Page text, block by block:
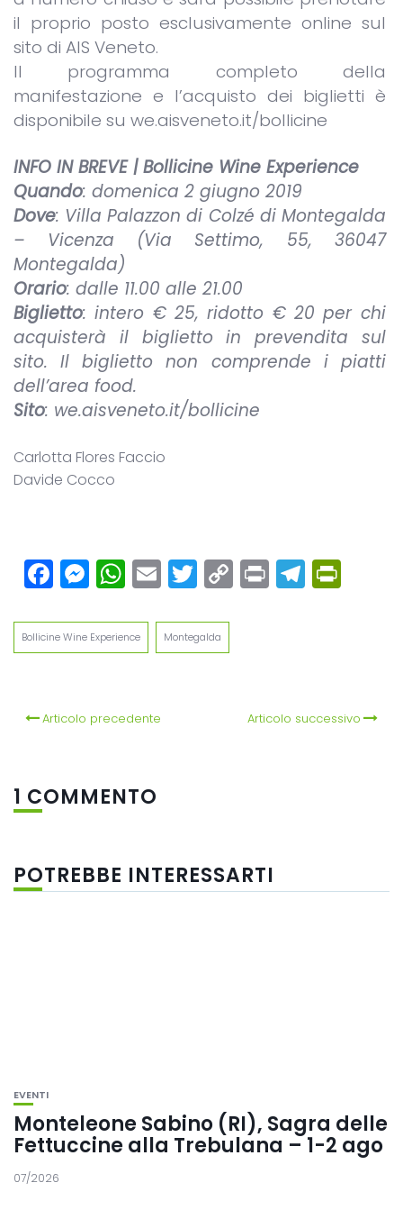
il proprio posto esclusivamente online sul
sito di AIS Veneto.
Il programma completo della
manifestazione e l’acquisto dei biglietti è
disponibile su we.aisveneto.it/bollicine
INFO IN BREVE | Bollicine Wine Experience
Quando: domenica 2 giugno 2019
Dove: Villa Palazzon di Colzé di Montegalda
– Vicenza (Via Settimo, 55, 36047
Montegalda)
Orario: dalle 11.00 alle 21.00
Biglietto: intero € 25, ridotto € 20 per chi
acquisterà il biglietto in prevendita sul
sito. Il biglietto non comprende i piatti
dell’area food.
Sito: we.aisveneto.it/bollicine
Carlotta Flores Faccio
Davide Cocco
Facebook
Messenger
WhatsApp
EmailTwitter
CopyPrint
Bollicine Wine Experience Montegalda
Articolo precedente Articolo successivo
1 COMMENTO
POTREBBE INTERESSARTI
EVENTI
Monteleone Sabino (RI), Sagra delle
Fettuccine alla Trebulana – 1-2 ago
07/2026